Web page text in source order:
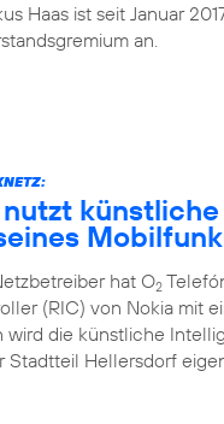
Haas ist seit Januar
an.
hat O2
(RIC) von Nokia mit
die künstliche
Stadtteil Hellersdorf